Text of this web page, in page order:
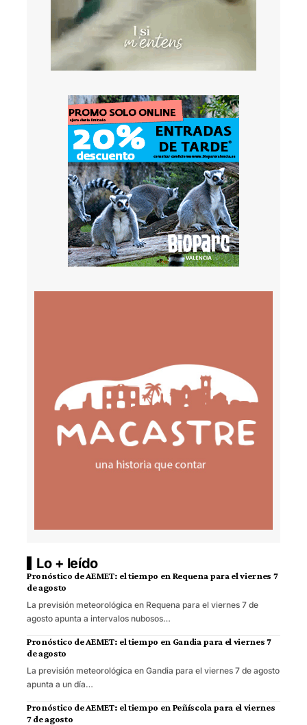
Lo + leído
Pronóstico de AEMET: el tiempo en Requena para el viernes 7
de agosto
La previsión meteorológica en Requena para el viernes 7 de
agosto apunta a intervalos nubosos…
Pronóstico de AEMET: el tiempo en Gandia para el viernes 7
de agosto
La previsión meteorológica en Gandia para el viernes 7 de agosto
apunta a un día…
Pronóstico de AEMET: el tiempo en Peñíscola para el viernes
7 de agosto